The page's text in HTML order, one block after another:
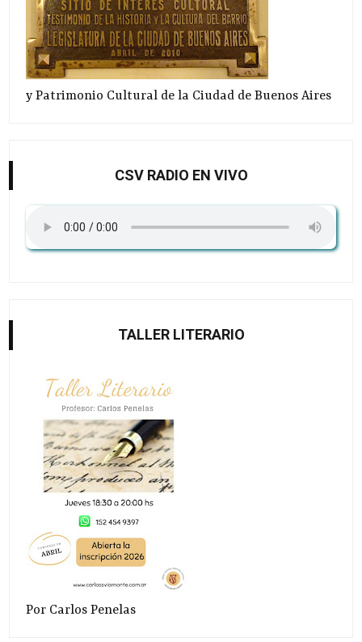
y Patrimonio Cultural de la Ciudad de Buenos Aires
CSV RADIO EN VIVO
TALLER LITERARIO
Por Carlos Penelas